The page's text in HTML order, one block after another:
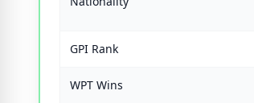
GPI Rank
WPT Wins